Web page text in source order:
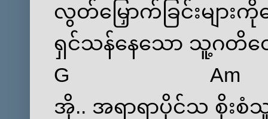
လွတ်‌မြှောက်ခြင်းများကို‌
ရှင်သန်‌နေ‌သော သူ့ဂတိ‌တ
G
Am
အို.. အရာရာပိုင်သ စိုးစံ